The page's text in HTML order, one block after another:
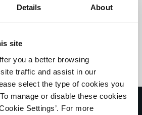
Details About
site
you a better browsing
traffic and assist in our
select the type of cookies you
manage or disable these cookies
Settings’. For more
nosotros hoy.